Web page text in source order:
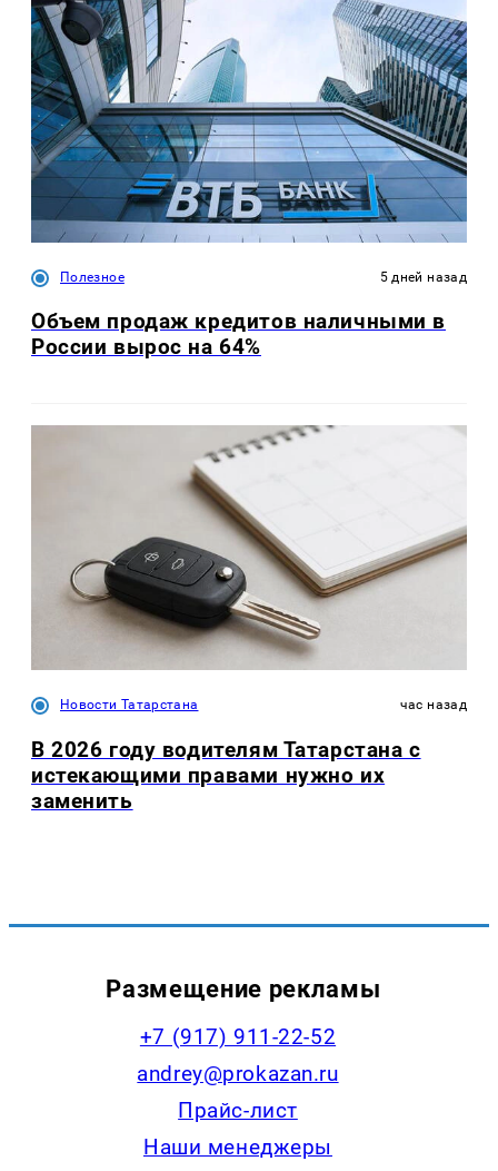
Полезное 5 дней назад
Объем продаж кредитов наличными в
России вырос на 64%
Новости Татарстана час назад
В 2026 году водителям Татарстана с
истекающими правами нужно их
заменить
Размещение рекламы
+7 (917) 911-22-52
andrey@prokazan.ru
Прайс-лист
Наши менеджеры